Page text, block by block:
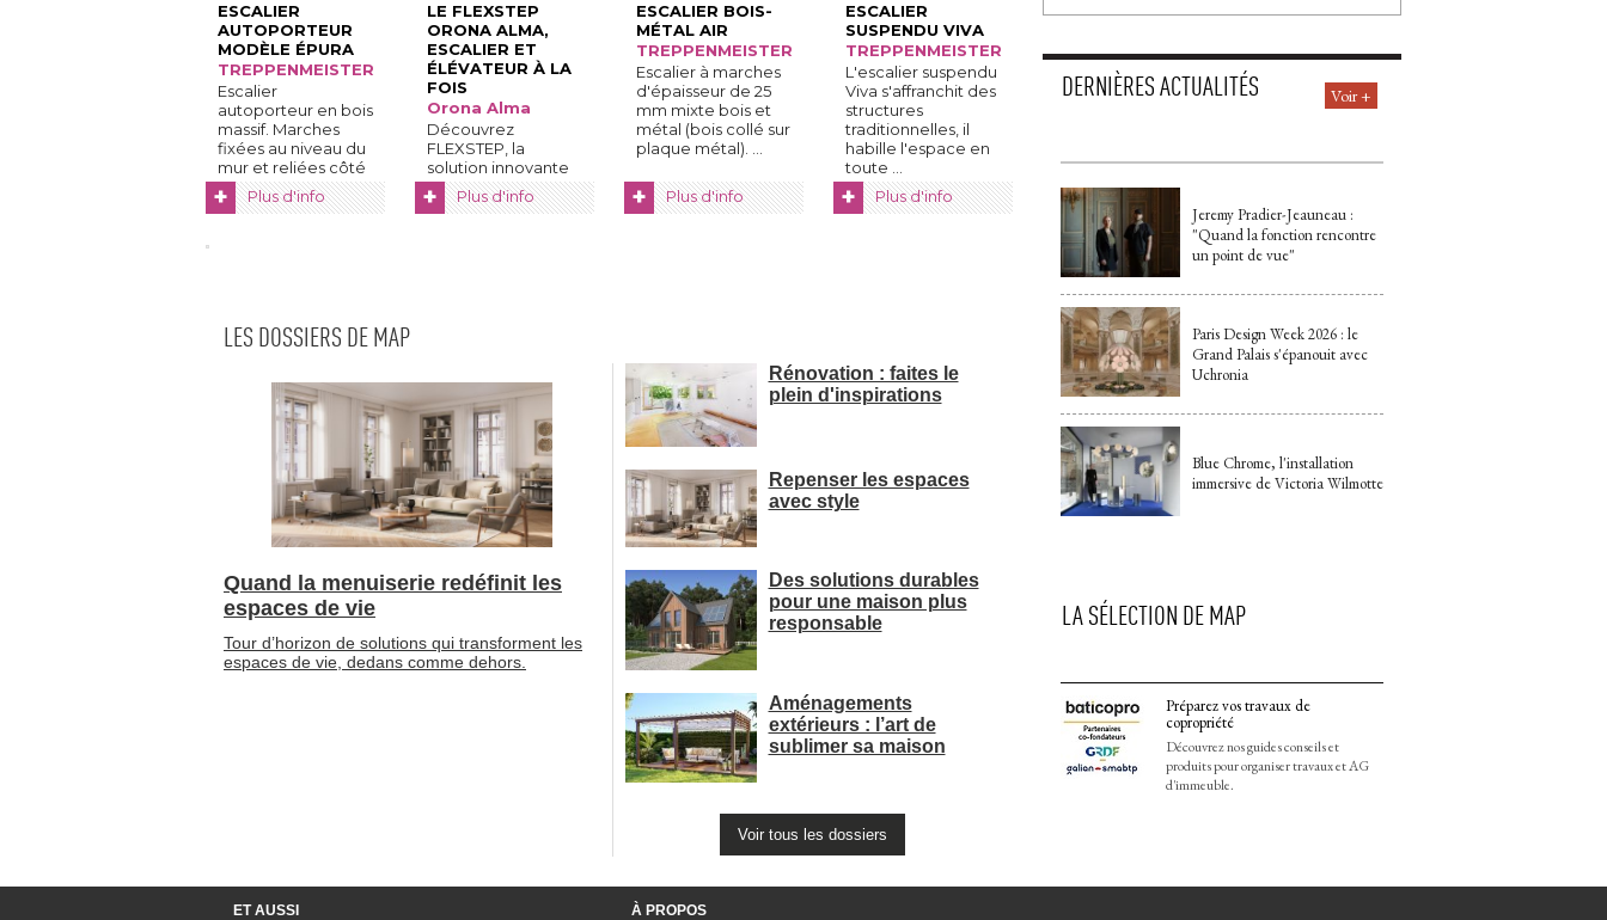
ESCALIER
AUTOPORTEUR
MODÈLE ÉPURA
TREPPENMEISTER
Escalier
autoporteur en bois
massif. Marches
fixées au niveau du
mur et reliées côté
jour, par ...
+ Plus d'info
LE FLEXSTEP
ORONA ALMA,
ESCALIER ET
ÉLÉVATEUR À LA
FOIS
Orona Alma
Découvrez
FLEXSTEP, la
solution innovante
d'ORONA ALMA
pour une
+ Plus d'info
ESCALIER BOIS-
MÉTAL AIR
TREPPENMEISTER
Escalier à marches
d'épaisseur de 25
mm mixte bois et
métal (bois collé sur
plaque métal). ...
+ Plus d'info
ESCALIER
SUSPENDU VIVA
TREPPENMEISTER
L'escalier suspendu
Viva s'affranchit des
structures
traditionnelles, il
habille l'espace en
toute ...
+ Plus d'info
LES DOSSIERS DE MAP
Quand la menuiserie redéfinit les
espaces de vie
Tour d’horizon de solutions qui transforment les
espaces de vie, dedans comme dehors.
Rénovation : faites le
plein d'inspirations
Repenser les espaces
avec style
Des solutions durables
pour une maison plus
responsable
Aménagements
extérieurs : l’art de
sublimer sa maison
Voir tous les dossiers
DERNIÈRES ACTUALITÉS Voir +
Jeremy Pradier-Jeauneau :
"Quand la fonction rencontre
un point de vue"
Paris Design Week 2026 : le
Grand Palais s'épanouit avec
Uchronia
Blue Chrome, l'installation
immersive de Victoria Wilmotte
LA SÉLECTION DE MAP
Préparez vos travaux de
copropriété
Découvrez nos guides conseils et
produits pour organiser travaux et AG
d'immeuble.
ET AUSSI À PROPOS